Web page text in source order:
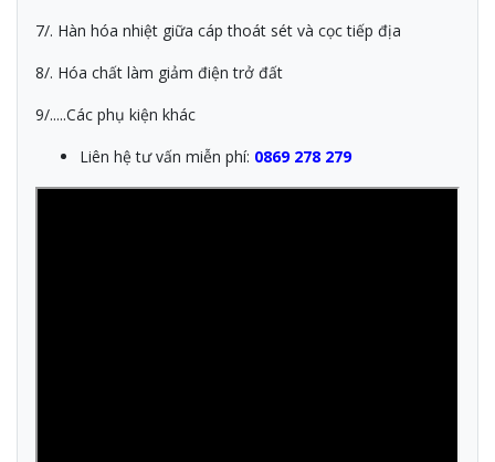
7/. Hàn hóa nhiệt giữa cáp thoát sét và cọc tiếp địa
8/. Hóa chất làm giảm điện trở đất
9/.....Các phụ kiện khác
Liên hệ tư vấn miễn phí: 0869 278 279